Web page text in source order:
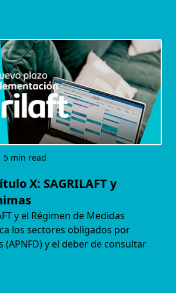
5 min read
X: SAGRILAFT y
y el Régimen de Medidas
los sectores obligados por
(APNFD) y el deber de consultar